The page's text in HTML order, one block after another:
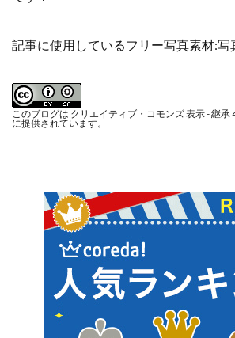
記事に使用しているフリー写真素材:写
このブログは クリエイティブ・コモンズ 表示 - 継承
に提供されています。